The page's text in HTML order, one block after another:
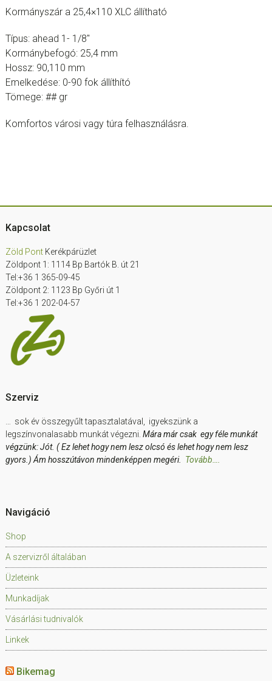
Kormányszár a 25,4×110 XLC állítható
Típus: ahead 1- 1/8″
Kormánybefogó: 25,4 mm
Hossz: 90,110 mm
Emelkedése: 0-90 fok állíthító
Tömege: ## gr
Komfortos városi vagy túra felhasználásra.
Footer
Kapcsolat
Zöld PontKerékpárüzlet
Zöldpont 1: 1114 Bp Bartók B. út 21
Tel:+36 1 365-09-45
Zöldpont 2: 1123 Bp Győri út 1
Tel:+36 1 202-04-57
Szerviz
… sok év összegyűlt tapasztalatával, igyekszünk a
legszínvonalasabb munkát végezni. Mára már csak egy féle munkát
végzünk: Jót. ( Ez lehet hogy nem lesz olcsó és lehet hogy nem lesz
gyors.) Ám hosszútávon mindenképpen megéri. Tovább….
Navigáció
Shop
A szervizről általában
Üzleteink
Munkadíjak
Vásárlási tudnivalók
Linkek
Bikemag